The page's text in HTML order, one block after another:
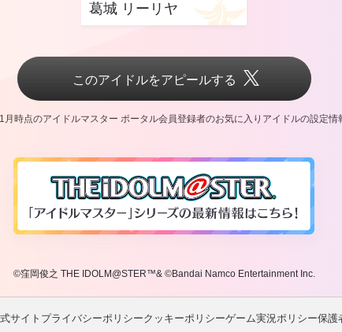
葛城 リーリヤ
このアイドルをアピールする
時点のアイドルマスター ポータル会員登録者のお気に入りアイドルの設定情
©窪岡俊之 THE IDOLM@STER™& ©Bandai Namco Entertainment Inc.
サイト プライバシーポリシークッキーポリシーゲーム実況ポリシー保護